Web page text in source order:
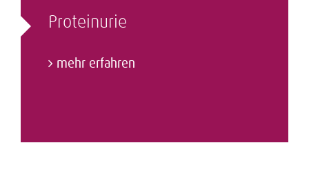
Proteinurie
mehr erfahren